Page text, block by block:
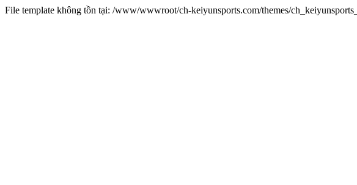
File template không tồn tại: /www/wwwroot/ch-keiyunsports.com/themes/